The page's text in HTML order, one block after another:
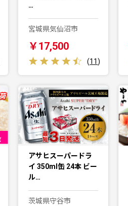
…
宮城県気仙沼市
￥17,500
(11)
アサヒスーパードラ
イ 350ml缶 24本 ビー
ル…
茨城県守谷市